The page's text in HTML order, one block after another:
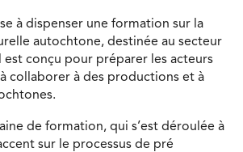
à dispenser une formation sur la
autochtone, destinée au secteur
est conçu pour préparer les acteurs
collaborer à des productions et à
de formation, qui s’est déroulée à
sur le processus de pré